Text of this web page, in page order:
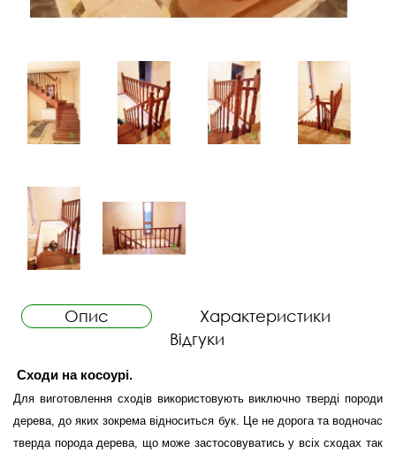
Опис
Характеристики
Відгуки
Сходи на косоурі.
Для виготовлення сходів використовують виключно тверді породи
дерева, до яких зокрема відноситься бук. Це не дорога та водночас
тверда порода дерева, що може застосовуватись у всіх сходах так